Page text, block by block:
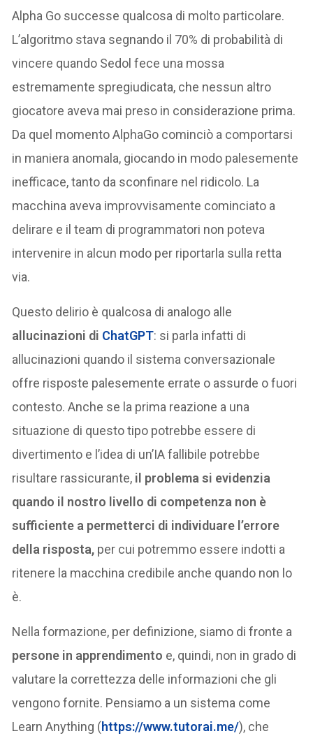
Alpha Go successe qualcosa di molto particolare.
L’algoritmo stava segnando il 70% di probabilità di
vincere quando Sedol fece una mossa
estremamente spregiudicata, che nessun altro
giocatore aveva mai preso in considerazione prima.
Da quel momento AlphaGo cominciò a comportarsi
in maniera anomala, giocando in modo palesemente
inefficace, tanto da sconfinare nel ridicolo. La
macchina aveva improvvisamente cominciato a
delirare e il team di programmatori non poteva
intervenire in alcun modo per riportarla sulla retta
via.
Questo delirio è qualcosa di analogo alle
allucinazioni di ChatGPT: si parla infatti di
allucinazioni quando il sistema conversazionale
offre risposte palesemente errate o assurde o fuori
contesto. Anche se la prima reazione a una
situazione di questo tipo potrebbe essere di
divertimento e l’idea di un’IA fallibile potrebbe
risultare rassicurante, il problema si evidenzia
quando il nostro livello di competenza non è
sufficiente a permetterci di individuare l’errore
della risposta, per cui potremmo essere indotti a
ritenere la macchina credibile anche quando non lo
è.
Nella formazione, per definizione, siamo di fronte a
persone in apprendimento e, quindi, non in grado di
valutare la correttezza delle informazioni che gli
vengono fornite. Pensiamo a un sistema come
Learn Anything (https://www.tutorai.me/), che